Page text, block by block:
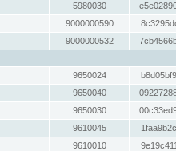
5980030
9000000590
9000000532
9650024
9650040
9650030
9610045
9610010